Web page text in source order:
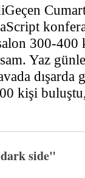
Geçen
300-400
Yaz
dışarda
kişi
side"